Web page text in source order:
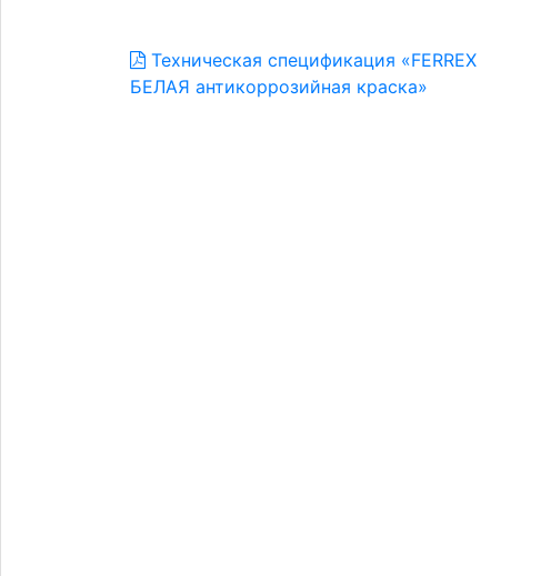
Техническая спецификация «FERREX
БЕЛАЯ антикоррозийная краска»